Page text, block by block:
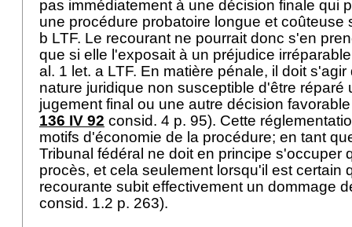
pas immédiatement à une décision finale qui
une procédure probatoire longue et coûteuse
b LTF. Le recourant ne pourrait donc s'en
que si elle l'exposait à un préjudice
al. 1 let. a LTF. En matière pénale, il doit
nature juridique non susceptible d'être réparé
jugement final ou une autre décision
136 IV 92 consid. 4 p. 95). Cette
motifs d'économie de la procédure; en tant
Tribunal fédéral ne doit en principe s'occuper
procès, et cela seulement lorsqu'il est certain
recourante subit effectivement un dommage
consid. 1.2 p. 263).